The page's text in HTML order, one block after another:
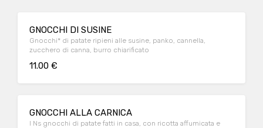
GNOCCHI DI SUSINE
Gnocchi* di patate ripieni alle susine, panko, cannella,
zucchero di canna, burro chiarificato
11.00 €
GNOCCHI ALLA CARNICA
I Ns gnocchi di patate fatti in casa, con ricotta affumicata e